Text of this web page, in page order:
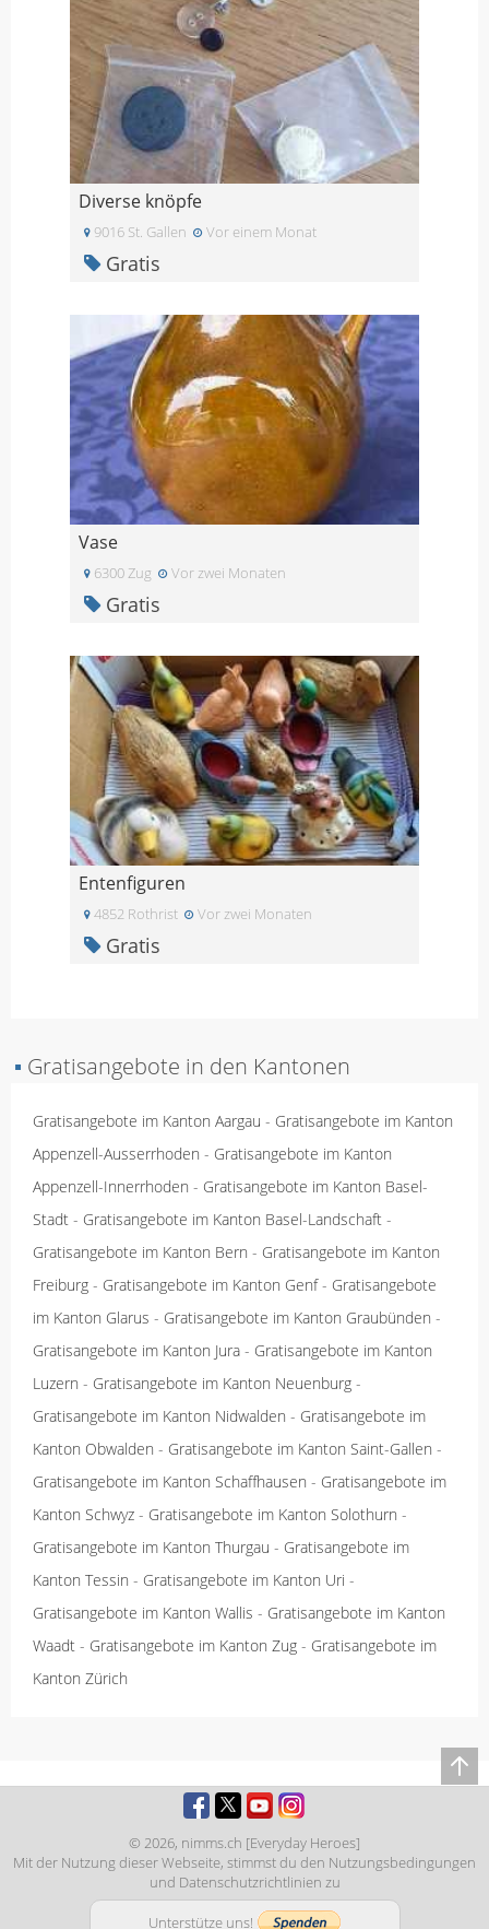
Diverse knöpfe
9016 St. Gallen Vor einem Monat
Gratis
Vase
6300 Zug Vor zwei Monaten
Gratis
Entenfiguren
4852 Rothrist Vor zwei Monaten
Gratis
▪ Gratisangebote in den Kantonen
Gratisangebote im Kanton Aargau - Gratisangebote im Kanton
Appenzell-Ausserrhoden - Gratisangebote im Kanton
Appenzell-Innerrhoden - Gratisangebote im Kanton Basel-
Stadt - Gratisangebote im Kanton Basel-Landschaft -
Gratisangebote im Kanton Bern - Gratisangebote im Kanton
Freiburg - Gratisangebote im Kanton Genf- Gratisangebote
im Kanton Glarus - Gratisangebote im Kanton Graubünden -
Gratisangebote im Kanton Jura - Gratisangebote im Kanton
Luzern - Gratisangebote im Kanton Neuenburg -
Gratisangebote im Kanton Nidwalden - Gratisangebote im
Kanton Obwalden - Gratisangebote im Kanton Saint-Gallen -
Gratisangebote im Kanton Schaffhausen - Gratisangebote im
Kanton Schwyz - Gratisangebote im Kanton Solothurn -
Gratisangebote im Kanton Thurgau - Gratisangebote im
Kanton Tessin - Gratisangebote im Kanton Uri -
Gratisangebote im Kanton Wallis - Gratisangebote im Kanton
Waadt - Gratisangebote im Kanton Zug - Gratisangebote im
Kanton Zürich
© 2026, nimms.ch [Everyday Heroes]
Mit der Nutzung dieser Webseite, stimmst du den Nutzungsbedingungen
und Datenschutzrichtlinien zu
Unterstütze uns!